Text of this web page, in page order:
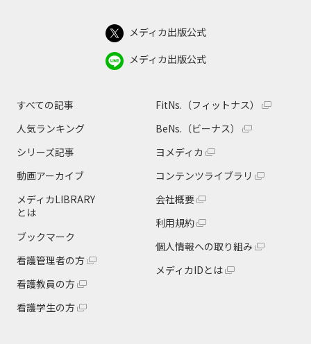
メディカ出版公式
メディカ出版公式
すべての記事
人気ランキング
シリーズ記事
動画アーカイブ
メディカLIBRARY
とは
ブックマーク
看護管理者の方
看護教員の方
看護学生の方
FitNs.（フィットナス）
BeNs.（ビーナス）
ヨメディカ
コンテンツライブラリ
会社概要
利用規約
個人情報への取り組み
メディカIDとは